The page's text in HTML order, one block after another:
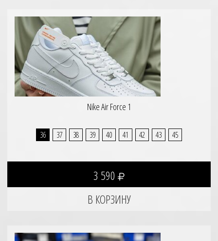
Nike Air Force 1
36 37 38 39 40 41 42 43 45
3 590